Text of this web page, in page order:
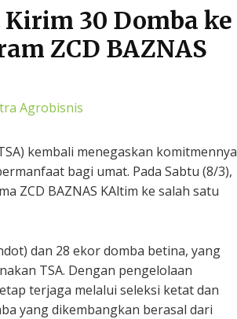
30 Domba ke
ZCD BAZNAS
Agrobisnis
kembali menegaskan komitmennya
bagi umat. Pada Sabtu (8/3),
ZCD BAZNAS KAltim ke salah satu
dan 28 ekor domba betina, yang
TSA. Dengan pengelolaan
terjaga melalui seleksi ketat dan
yang dikembangkan berasal dari